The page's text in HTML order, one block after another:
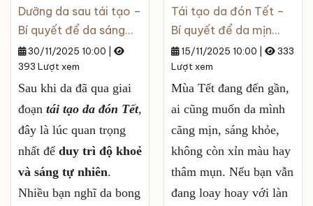
Dưỡng da sau tái tạo –
Bí quyết để da sáng
mịn, khoẻ đẹp suốt
mùa Tết
30/11/2025 10:00
393 Lượt xem
Sau khi da đã qua giai
đoạn tái tạo da đón Tết,
đây là lúc quan trọng
nhất để duy trì độ khoẻ
và sáng tự nhiên.
Nhiều bạn nghĩ da bong
Tái tạo da đón Tết –
Bí quyết để da mịn
màng và sáng khỏe chỉ
sau 1–2 tháng
15/11/2025 10:00
333
Lượt xem
Mùa Tết đang đến gần,
ai cũng muốn da mình
căng mịn, sáng khỏe,
không còn xỉn màu hay
thâm mụn. Nếu bạn vẫn
đang loay hoay với làn